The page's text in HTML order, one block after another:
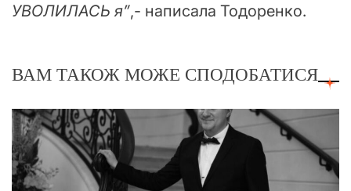
УВОЛИЛАСЬ я”,- написала Тодоренко.
ВАМ ТАКОЖ МОЖЕ СПОДОБАТИСЯ